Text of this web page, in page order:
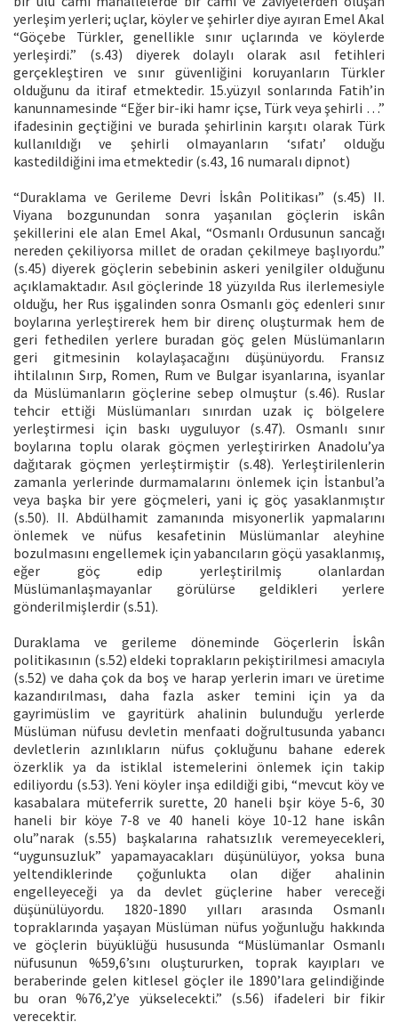
yerleşim yerleri; uçlar, köyler ve şehirler diye ayıran Emel Akal
“Göçebe Türkler, genellikle sınır uçlarında ve köylerde
yerleşirdi.” (s.43) diyerek dolaylı olarak asıl fetihleri
gerçekleştiren ve sınır güvenliğini koruyanların Türkler
olduğunu da itiraf etmektedir. 15.yüzyıl sonlarında Fatih’in
kanunnamesinde “Eğer bir-iki hamr içse, Türk veya şehirli …”
ifadesinin geçtiğini ve burada şehirlinin karşıtı olarak Türk
kullanıldığı ve şehirli olmayanların ‘sıfatı’ olduğu
kastedildiğini ima etmektedir (s.43, 16 numaralı dipnot)
“Duraklama ve Gerileme Devri İskân Politikası” (s.45) II.
Viyana bozgunundan sonra yaşanılan göçlerin iskân
şekillerini ele alan Emel Akal, “Osmanlı Ordusunun sancağı
nereden çekiliyorsa millet de oradan çekilmeye başlıyordu.”
(s.45) diyerek göçlerin sebebinin askeri yenilgiler olduğunu
açıklamaktadır. Asıl göçlerinde 18 yüzyılda Rus ilerlemesiyle
olduğu, her Rus işgalinden sonra Osmanlı göç edenleri sınır
boylarına yerleştirerek hem bir direnç oluşturmak hem de
geri fethedilen yerlere buradan göç gelen Müslümanların
geri gitmesinin kolaylaşacağını düşünüyordu. Fransız
ihtilalının Sırp, Romen, Rum ve Bulgar isyanlarına, isyanlar
da Müslümanların göçlerine sebep olmuştur (s.46). Ruslar
tehcir ettiği Müslümanları sınırdan uzak iç bölgelere
yerleştirmesi için baskı uyguluyor (s.47). Osmanlı sınır
boylarına toplu olarak göçmen yerleştirirken Anadolu’ya
dağıtarak göçmen yerleştirmiştir (s.48). Yerleştirilenlerin
zamanla yerlerinde durmamalarını önlemek için İstanbul’a
veya başka bir yere göçmeleri, yani iç göç yasaklanmıştır
(s.50). II. Abdülhamit zamanında misyonerlik yapmalarını
önlemek ve nüfus kesafetinin Müslümanlar aleyhine
bozulmasını engellemek için yabancıların göçü yasaklanmış,
eğer göç edip yerleştirilmiş olanlardan
Müslümanlaşmayanlar görülürse geldikleri yerlere
gönderilmişlerdir (s.51).
Duraklama ve gerileme döneminde Göçerlerin İskân
politikasının (s.52) eldeki toprakların pekiştirilmesi amacıyla
(s.52) ve daha çok da boş ve harap yerlerin imarı ve üretime
kazandırılması, daha fazla asker temini için ya da
gayrimüslim ve gayritürk ahalinin bulunduğu yerlerde
Müslüman nüfusu devletin menfaati doğrultusunda yabancı
devletlerin azınlıkların nüfus çokluğunu bahane ederek
özerklik ya da istiklal istemelerini önlemek için takip
ediliyordu (s.53). Yeni köyler inşa edildiği gibi, “mevcut köy ve
kasabalara müteferrik surette, 20 haneli bşir köye 5-6, 30
haneli bir köye 7-8 ve 40 haneli köye 10-12 hane iskân
olu”narak (s.55) başkalarına rahatsızlık veremeyecekleri,
“uygunsuzluk” yapamayacakları düşünülüyor, yoksa buna
yeltendiklerinde çoğunlukta olan diğer ahalinin
engelleyeceği ya da devlet güçlerine haber vereceği
düşünülüyordu. 1820-1890 yılları arasında Osmanlı
topraklarında yaşayan Müslüman nüfus yoğunluğu hakkında
ve göçlerin büyüklüğü hususunda “Müslümanlar Osmanlı
nüfusunun %59,6’sını oluştururken, toprak kayıpları ve
beraberinde gelen kitlesel göçler ile 1890’lara gelindiğinde
bu oran %76,2’ye yükselecekti.” (s.56) ifadeleri bir fikir
verecektir.